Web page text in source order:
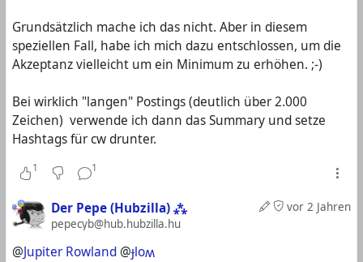
Grundsätzlich mache ich das nicht. Aber in diesem
speziellen Fall, habe ich mich dazu entschlossen, um die
Akzeptanz vielleicht um ein Minimum zu erhöhen. ;-)
Bei wirklich "langen" Postings (deutlich über 2.000
Zeichen) verwende ich dann das Summary und setze
Hashtags für cw drunter.
1 1
vor 2 Jahren
Der Pepe (Hubzilla) ⁂
pepecyb@hub.hubzilla.hu
@Jupiter Rowland @ɟloʍ